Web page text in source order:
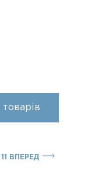
товарів
11 ВПЕРЕД